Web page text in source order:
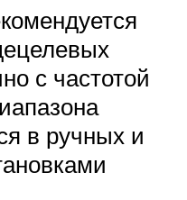
с частотой
в ручных и